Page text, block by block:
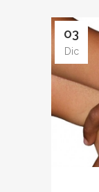
03
Dic